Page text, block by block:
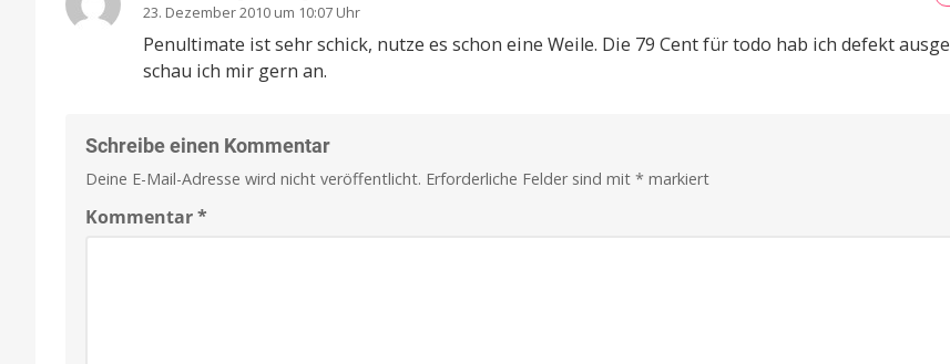
23. Dezember 2010 um 10:07 Uhr
Penultimate ist sehr schick, nutze es schon eine Weile. Die 79 Cent für todo hab ich defekt
schau ich mir gern an.
Schreibe einen Kommentar
Deine E-Mail-Adresse wird nicht veröffentlicht. Erforderliche Felder sind mit * markiert
Kommentar*